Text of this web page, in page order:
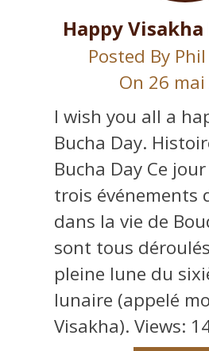
Happy Visakha
Posted By
On 26 mai
I wish you all a
Bucha Day.
Bucha Day Ce
trois événements
dans la vie de
sont tous
pleine lune du
lunaire (appelé
Visakha). Views: